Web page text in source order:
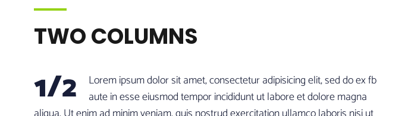
TWO COLUMNS
1/2
Lorem ipsum dolor sit amet, consectetur adipisicing elit, sed do ex fb
aute in esse eiusmod tempor incididunt ut labore et dolore magna